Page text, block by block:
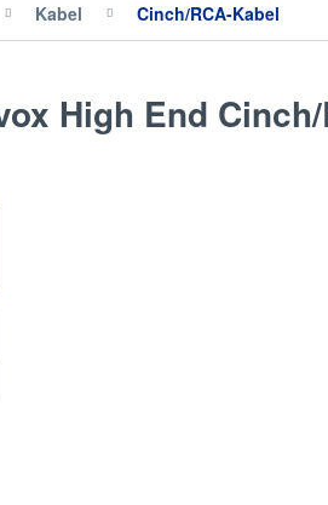
Kabel Cinch/RCA-Kabel
High End